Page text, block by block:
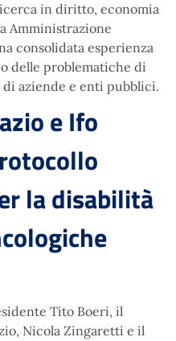
in diritto, economia
Amministrazione
consolidata esperienza
delle problematiche di
aziende e enti pubblici.
e Ifo
la disabilità
Tito Boeri, il
Nicola Zingaretti e il